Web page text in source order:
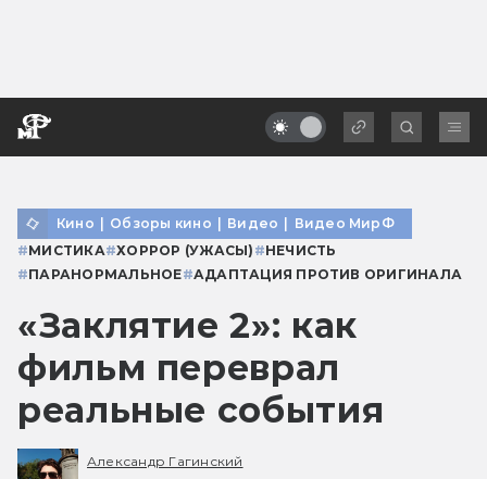
Кино | Обзоры кино | Видео | Видео МирФ
#МИСТИКА#ХОРРОР (УЖАСЫ) #НЕЧИСТЬ
#ПАРАНОРМАЛЬНОЕ#АДАПТАЦИЯ ПРОТИВ ОРИГИНАЛА
«Заклятие 2»: как
фильм переврал
реальные события
Александр Гагинский